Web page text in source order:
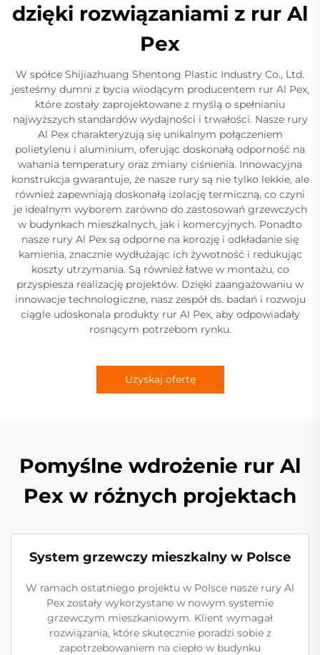
dzięki rozwiązaniami z rur Al
Pex
W spółce Shijiazhuang Shentong Plastic Industry Co., Ltd.
jesteśmy dumni z bycia wiodącym producentem rur Al Pex,
które zostały zaprojektowane z myślą o spełnianiu
najwyższych standardów wydajności i trwałości. Nasze rury
Al Pex charakteryzują się unikalnym połączeniem
polietylenu i aluminium, oferując doskonałą odporność na
wahania temperatury oraz zmiany ciśnienia. Innowacyjna
konstrukcja gwarantuje, że nasze rury są nie tylko lekkie, ale
również zapewniają doskonałą izolację termiczną, co czyni
je idealnym wyborem zarówno do zastosowań grzewczych
w budynkach mieszkalnych, jak i komercyjnych. Ponadto
nasze rury Al Pex są odporne na korozję i odkładanie się
kamienia, znacznie wydłużając ich żywotność i redukując
koszty utrzymania. Są również łatwe w montażu, co
przyspiesza realizację projektów. Dzięki zaangażowaniu w
innowacje technologiczne, nasz zespół ds. badań i rozwoju
ciągle udoskonala produkty rur Al Pex, aby odpowiadały
rosnącym potrzebom rynku.
Uzyskaj ofertę
Pomyślne wdrożenie rur Al
Pex w różnych projektach
System grzewczy mieszkalny w Polsce
W ramach ostatniego projektu w Polsce nasze rury Al
Pex zostały wykorzystane w nowym systemie
grzewczym mieszkaniowym. Klient wymagał
rozwiązania, które skutecznie poradzi sobie z
zapotrzebowaniem na ciepło w budynku